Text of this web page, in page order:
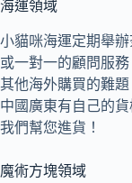
海運領域
小貓咪海運定期舉
或一對一的顧問服
其他海外購買的難
中國廣東有自己的
我們幫您進貨！
魔術方塊領域